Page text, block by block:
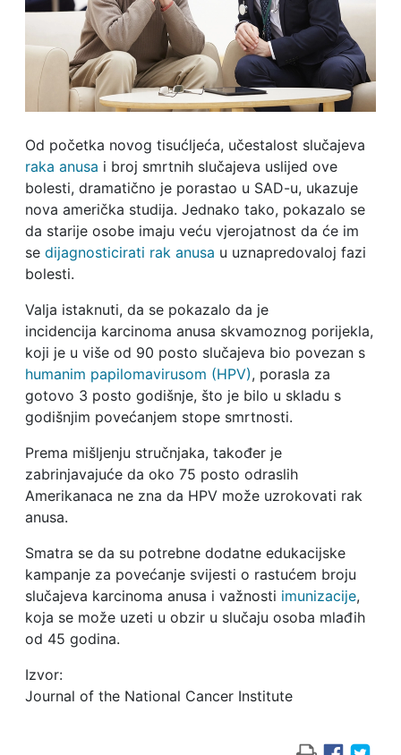
Od početka novog tisućljeća, učestalost slučajeva
raka anusa i broj smrtnih slučajeva uslijed ove
bolesti, dramatično je porastao u SAD-u, ukazuje
nova američka studija. Jednako tako, pokazalo se
da starije osobe imaju veću vjerojatnost da će im
se dijagnosticirati rak anusa u uznapredovaloj fazi
bolesti.
Valja istaknuti, da se pokazalo da je
incidencija karcinoma anusa skvamoznog porijekla,
koji je u više od 90 posto slučajeva bio povezan s
humanim papilomavirusom (HPV), porasla za
gotovo 3 posto godišnje, što je bilo u skladu s
godišnjim povećanjem stope smrtnosti.
Prema mišljenju stručnjaka, također je
zabrinjavajuće da oko 75 posto odraslih
Amerikanaca ne zna da HPV može uzrokovati rak
anusa.
Smatra se da su potrebne dodatne edukacijske
kampanje za povećanje svijesti o rastućem broju
slučajeva karcinoma anusa i važnosti imunizacije,
koja se može uzeti u obzir u slučaju osoba mlađih
od 45 godina.
Izvor:
Journal of the National Cancer Institute